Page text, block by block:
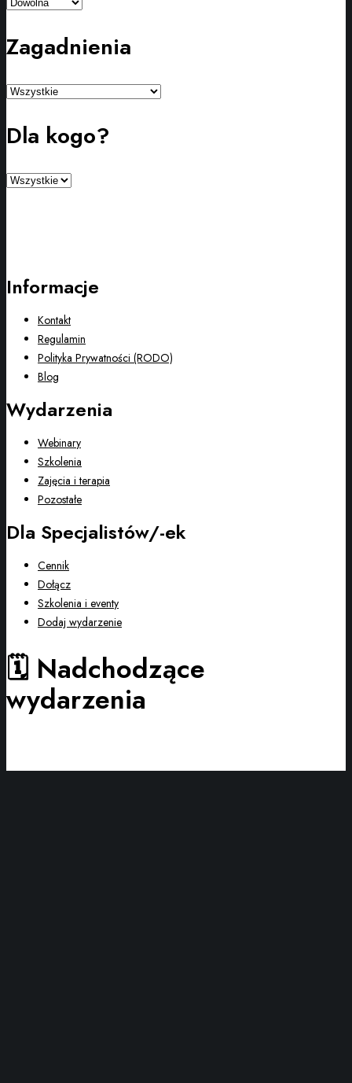
Zagadnienia
Dla kogo?
Informacje
Kontakt
Regulamin
Polityka Prywatności (RODO)
Blog
Wydarzenia
Webinary
Szkolenia
Zajęcia i terapia
Pozostałe
Dla Specjalistów/-ek
Cennik
Dołącz
Szkolenia i eventy
Dodaj wydarzenie
🗓️ Nadchodzące
wydarzenia